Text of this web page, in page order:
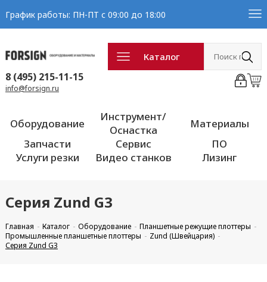
График работы: ПН-ПТ с 09:00 до 18:00
Каталог
8 (495) 215-11-15
info@forsign.ru
Оборудование
Инструмент/
Оснастка
Материалы
Запчасти
Сервис
ПО
Услуги резки
Видео станков Лизинг
Серия Zund G3
Главная Каталог Оборудование
Планшетные режущие плоттеры
Промышленные планшетные плоттеры
Zund (Швейцария)
Серия Zund G3